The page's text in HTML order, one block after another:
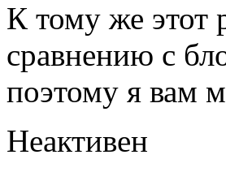
К тому же этот
сравнению с
поэтому я вам
Неактивен